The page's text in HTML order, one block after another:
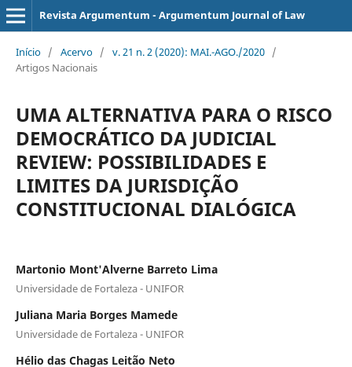
Revista Argumentum - Argumentum Journal of Law
Início / Acervo / v. 21 n. 2 (2020): MAI.-AGO./2020 /
Artigos Nacionais
UMA ALTERNATIVA PARA O RISCO
DEMOCRÁTICO DA JUDICIAL
REVIEW: POSSIBILIDADES E
LIMITES DA JURISDIÇÃO
CONSTITUCIONAL DIALÓGICA
Martonio Mont'Alverne Barreto Lima
Universidade de Fortaleza - UNIFOR
Juliana Maria Borges Mamede
Universidade de Fortaleza - UNIFOR
Hélio das Chagas Leitão Neto